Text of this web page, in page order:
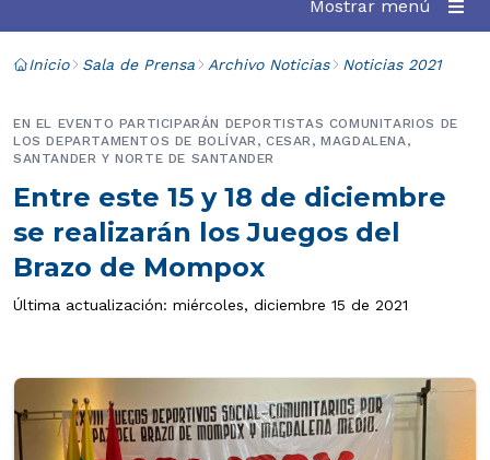
Mostrar menú
Inicio Sala de Prensa Archivo Noticias Noticias 2021
Entre este 15 y 18 de diciembre
se realizarán los Juegos del
Brazo de Mompox
EN EL EVENTO PARTICIPARÁN DEPORTISTAS COMUNITARIOS DE
LOS DEPARTAMENTOS DE BOLÍVAR, CESAR, MAGDALENA,
SANTANDER Y NORTE DE SANTANDER
Última actualización: miércoles, diciembre 15 de 2021